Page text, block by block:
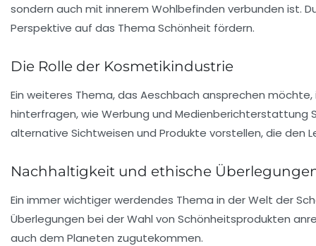
sondern auch mit innerem Wohlbefinden verbunden ist.
Perspektive auf das Thema Schönheit fördern.
Die Rolle der Kosmetikindustrie
Ein weiteres Thema, das Aeschbach ansprechen
hinterfragen, wie Werbung und Medienberichterstattung
alternative Sichtweisen und Produkte vorstellen, die den
Nachhaltigkeit und ethische
Ein immer wichtiger werdendes Thema in der Welt der
Überlegungen bei der Wahl von Schönheitsprodukten
auch dem Planeten zugutekommen.